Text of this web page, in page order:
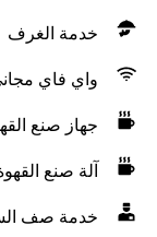
خدمة الغرف
واي فاي
جهاز صنع
آلة صنع
خدمة صف